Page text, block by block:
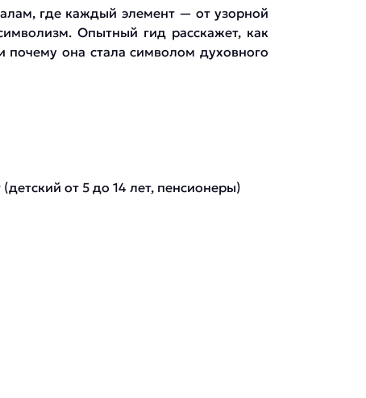
где каждый элемент — от узорной
Опытный гид расскажет, как
почему она стала символом духовного
от 5 до 14 лет, пенсионеры)